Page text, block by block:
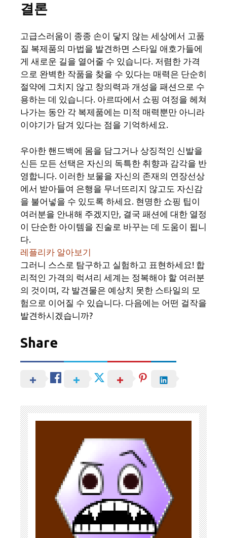
결론
고급스러움이 종종 손이 닿지 않는 세상에서 고품
질 복제품의 마법을 발견하면 스타일 애호가들에
게 새로운 길을 열어줄 수 있습니다. 저렴한 가격
으로 완벽한 작품을 찾을 수 있다는 매력은 단순히
절약에 그치지 않고 창의력과 개성을 패션으로 수
용하는 데 있습니다. 아르따에서 쇼핑 여정을 헤쳐
나가는 동안 각 복제품에는 미적 매력뿐만 아니라
이야기가 담겨 있다는 점을 기억하세요.
우아한 핸드백에 몸을 담그거나 상징적인 신발을
신든 모든 선택은 자신의 독특한 취향과 감각을 반
영합니다. 이러한 보물을 자신의 존재의 연장선상
에서 받아들여 은행을 무너뜨리지 않고도 자신감
을 불어넣을 수 있도록 하세요. 현명한 쇼핑 팁이
여러분을 안내해 주겠지만, 결국 패션에 대한 열정
이 단순한 아이템을 진술로 바꾸는 데 도움이 됩니
다.
레플리카 알아보기
그러니 스스로 탐구하고 실험하고 표현하세요! 합
리적인 가격의 럭셔리 세계는 정복해야 할 여러분
의 것이며, 각 발견물은 예상치 못한 스타일의 모
험으로 이어질 수 있습니다. 다음에는 어떤 걸작을
발견하시겠습니까?
Share